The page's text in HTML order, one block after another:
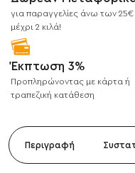
για παραγγελίες άνω των 25€
μέχρι 2 κιλά!
Έκπτωση 3%
Προπληρώνοντας με κάρτα ή
τραπεζική κατάθεση
Περιγραφή